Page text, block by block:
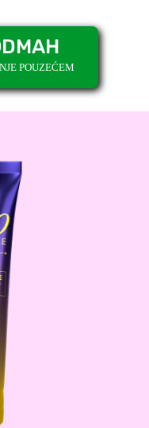
POUZEĆEM